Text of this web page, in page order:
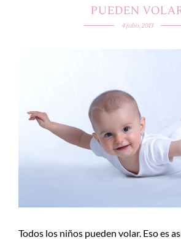
PUEDEN
4 julio, 2013
Todos los niños pueden volar. Eso es